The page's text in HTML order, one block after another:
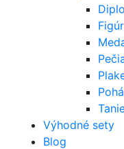
Výhodné sety
Blog